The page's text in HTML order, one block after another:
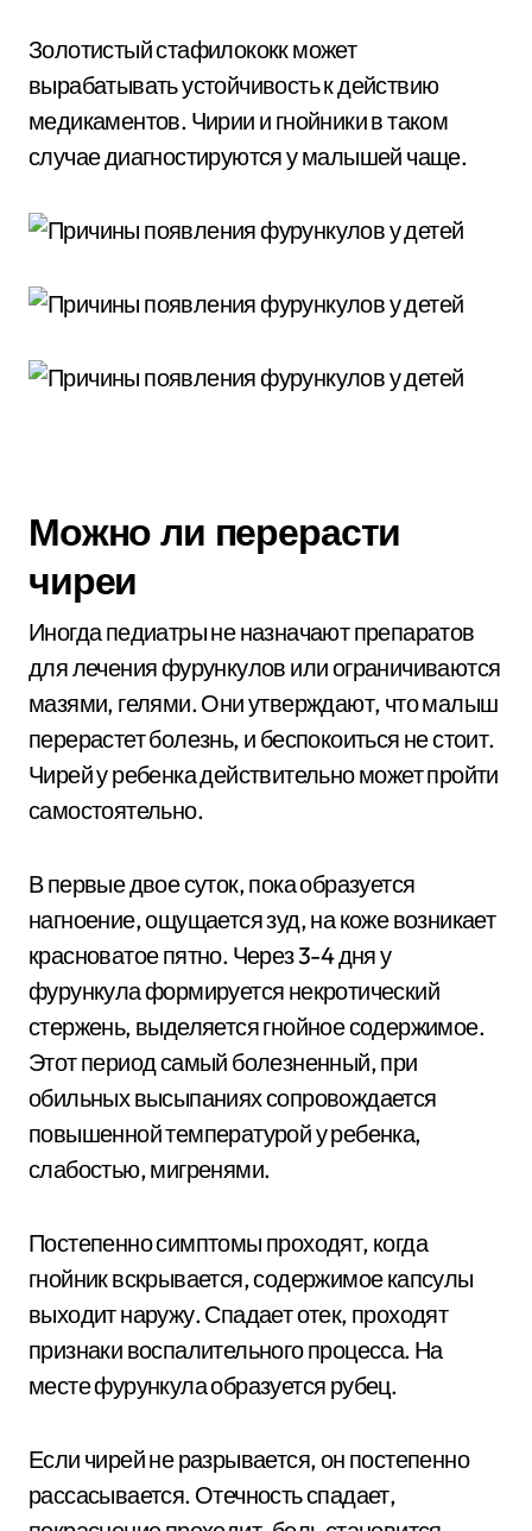
Золотистый стафилококк может
вырабатывать устойчивость к действию
медикаментов. Чирии и гнойники в таком
случае диагностируются у малышей чаще.
Можно ли перерасти
чиреи
Иногда педиатры не назначают препаратов
для лечения фурункулов или ограничиваются
мазями, гелями. Они утверждают, что малыш
перерастет болезнь, и беспокоиться не стоит.
Чирей у ребенка действительно может пройти
самостоятельно.
В первые двое суток, пока образуется
нагноение, ощущается зуд, на коже возникает
красноватое пятно. Через 3-4 дня у
фурункула формируется некротический
стержень, выделяется гнойное содержимое.
Этот период самый болезненный, при
обильных высыпаниях сопровождается
повышенной температурой у ребенка,
слабостью, мигренями.
Постепенно симптомы проходят, когда
гнойник вскрывается, содержимое капсулы
выходит наружу. Спадает отек, проходят
признаки воспалительного процесса. На
месте фурункула образуется рубец.
Если чирей не разрывается, он постепенно
рассасывается. Отечность спадает,